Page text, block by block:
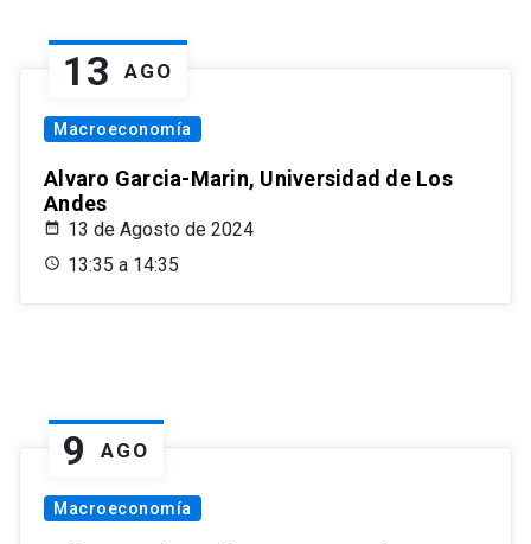
13 AGO
Macroeconomía
Alvaro Garcia-Marin, Universidad de Los
Andes
13 de Agosto de 2024
13:35 a 14:35
9 AGO
Macroeconomía